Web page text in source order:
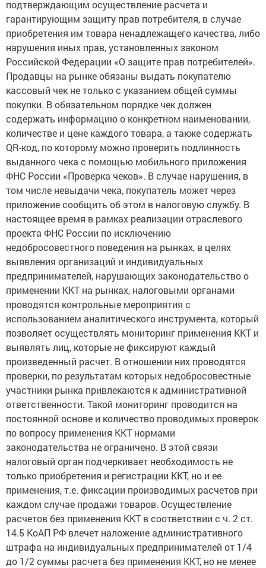
подтверждающим осуществление расчета и
гарантирующим защиту прав потребителя, в случае
приобретения им товара ненадлежащего качества, либо
нарушения иных прав, установленных законом
Российской Федерации «О защите прав потребителей».
Продавцы на рынке обязаны выдать покупателю
кассовый чек не только с указанием общей суммы
покупки. В обязательном порядке чек должен
содержать информацию о конкретном наименовании,
количестве и цене каждого товара, а также содержать
QR-код, по которому можно проверить подлинность
выданного чека с помощью мобильного приложения
ФНС России «Проверка чеков». В случае нарушения, в
том числе невыдачи чека, покупатель может через
приложение сообщить об этом в налоговую службу. В
настоящее время в рамках реализации отраслевого
проекта ФНС России по исключению
недобросовестного поведения на рынках, в целях
выявления организаций и индивидуальных
предпринимателей, нарушающих законодательство о
применении ККТ на рынках, налоговыми органами
проводятся контрольные мероприятия с
использованием аналитического инструмента, который
позволяет осуществлять мониторинг применения ККТ и
выявлять лиц, которые не фиксируют каждый
произведенный расчет. В отношении них проводятся
проверки, по результатам которых недобросовестные
участники рынка привлекаются к административной
ответственности. Такой мониторинг проводится на
постоянной основе и количество проводимых проверок
по вопросу применения ККТ нормами
законодательства не ограничено. В этой связи
налоговый орган подчеркивает необходимость не
только приобретения и регистрации ККТ, но и ее
применения, т.е. фиксации производимых расчетов при
каждом случае продажи товаров. Осуществление
расчетов без применения ККТ в соответствии с ч. 2 ст.
14.5 КоАП РФ влечет наложение административного
штрафа на индивидуальных предпринимателей от 1/4
до 1/2 суммы расчета без применения ККТ, но не менее